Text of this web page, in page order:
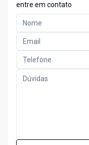
entre em contato